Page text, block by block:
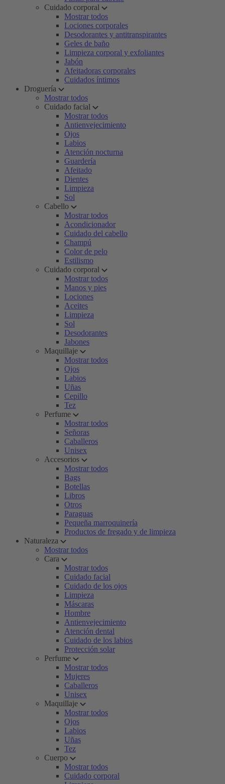
Cuidado corporal
Mostrar todos
Lociones corporales
Desodorantes y antitranspirantes
Geles de baño
Limpieza corporal y exfoliantes
Jabón
Afeitadoras corporales
Cuidados íntimos
Droguería
Mostrar todos
Cuidado facial
Mostrar todos
Antienvejecimiento
Ojos
Labios
Atención nocturna
Guardería
Afeitado
Dientes
Limpieza
Sol
Cabello
Mostrar todos
Acondicionador
Cuidado del cabello
Champú
Color de pelo
Estilismo
Cuidado corporal
Mostrar todos
Manos y pies
Lociones
Aceites
Limpieza
Sol
Desodorantes
Jabones
Maquillaje
Mostrar todos
Ojos
Labios
Uñas
Cepillo
Tez
Perfume
Mostrar todos
Señoras
Caballeros
Unisex
Accesorios
Mostrar todos
Bags
Botellas
Libros
Otros
Paraguas
Pequeña marroquinería
Productos de fregado y de limpieza
Naturaleza
Mostrar todos
Cara
Mostrar todos
Cuidado facial
Cuidado de los ojos
Limpieza
Máscaras
Hombre
Antienvejecimiento
Atención dental
Cuidado de los labios
Protección solar
Perfume
Mostrar todos
Mujeres
Caballeros
Unisex
Maquillaje
Mostrar todos
Ojos
Labios
Uñas
Tez
Cuerpo
Mostrar todos
Cuidado corporal